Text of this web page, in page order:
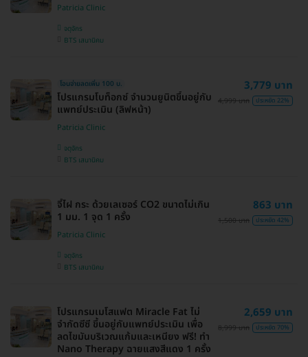
Patricia Clinic
จตุจักร
BTS เสนานิคม
โอนจ่ายลดเพิ่ม 100 บ.
โปรแกรมโบท็อกซ์ จำนวนยูนิตขึ้นอยู่กับ
แพทย์ประเมิน (ลิฟหน้า)
Patricia Clinic
จตุจักร
BTS เสนานิคม
3,779 บาท
4,999 บาท ประหยัด 22%
จี้ไฝ กระ ด้วยเลเซอร์ CO2 ขนาดไม่เกิน
1 มม. 1 จุด 1 ครั้ง
Patricia Clinic
จตุจักร
BTS เสนานิคม
863 บาท
1,500 บาท ประหยัด 42%
โปรแกรมเมโสแฟต Miracle Fat ไม่
จำกัดซีซี ขึ้นอยู่กับแพทย์ประเมิน เพื่อ
ลดไขมันบริเวณแก้มและเหนียง ฟรี! ทำ
Nano Therapy ฉายแสงสีแดง 1 ครั้ง
2,659 บาท
8,999 บาท ประหยัด 70%